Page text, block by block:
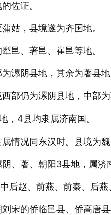
佐证。
姑，县境遂为齐国地。
邑、著邑、崔邑等地。
漯阴县地，其余为著县
部仍为漯阴县地，中部
，4县均隶属济南国。
情况同东汉时。县境为
、著、朝阳3县地，属济
后赵、前燕、前秦、后
宋的侨临邑县、侨高唐